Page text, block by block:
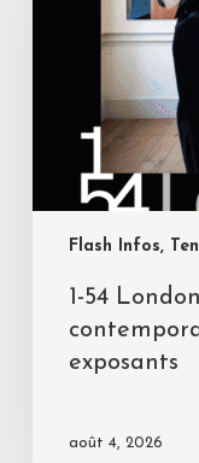
Flash Infos,
1-54
exposants
août 4, 2026